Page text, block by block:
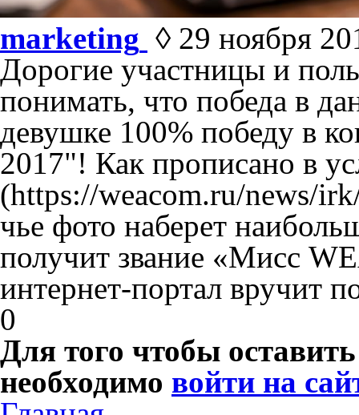
marketing ◊ 29 ноября
Дорогие участницы и
понимать, что победа в
девушке 100% победу в
2017"! Как прописано в
(https://weacom.ru/news/
чье фото наберет
получит звание «Мисс
интернет-портал вручит
0
Для того чтобы
необходимо войти на